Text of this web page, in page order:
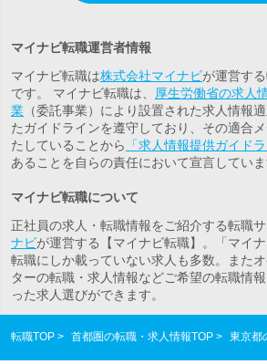
マイナビ転職運営者情報
マイナビ転職は株式会社マイナビが運営す
です。 マイナビ転職は、
厚生労働省の求人
業 （委託事業）により設置された求人情報
たガイドラインを遵守しており、その適合
たしていることから
「求人情報提供ガイド
あることを自らの責任において宣言していま
マイナビ転職について
正社員の求人・転職情報をご紹介する転職サ
ナビが運営する【マイナビ転職】。「マイ
転職にしか載っていない求人も多数。また
ターの転職・求人情報などご希望の転職情
った求人選びができます。
転職TOP 首都圏の転職・求人情報TOP 東京都